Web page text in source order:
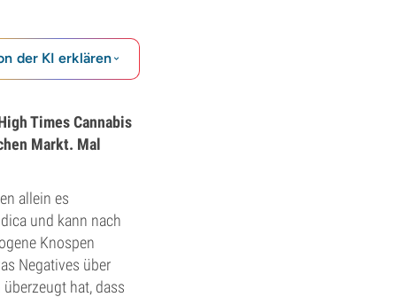
der KI erklären
Times Cannabis
Markt. Mal
allein es
und kann nach
Knospen
Negatives über
hat, dass